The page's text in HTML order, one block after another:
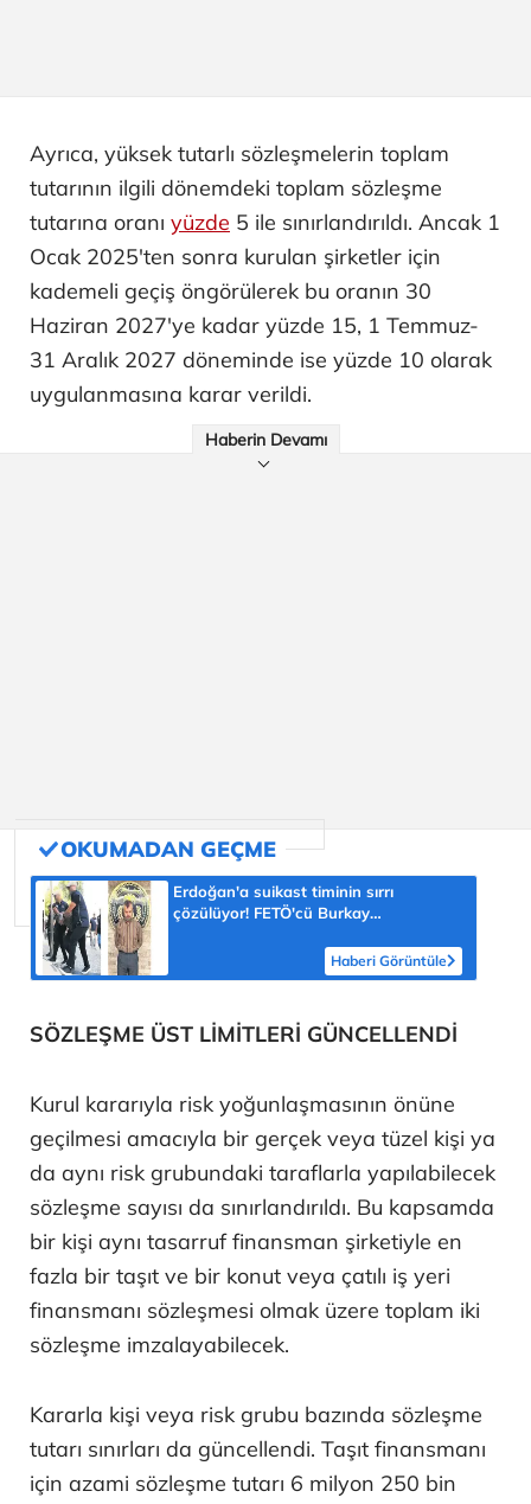
Ayrıca, yüksek tutarlı sözleşmelerin toplam
tutarının ilgili dönemdeki toplam sözleşme
tutarına oranı yüzde 5 ile sınırlandırıldı. Ancak 1
Ocak 2025'ten sonra kurulan şirketler için
kademeli geçiş öngörülerek bu oranın 30
Haziran 2027'ye kadar yüzde 15, 1 Temmuz-
31 Aralık 2027 döneminde ise yüzde 10 olarak
uygulanmasına karar verildi.
Haberin Devamı
Erdoğan'a suikast timinin sırrı
çözülüyor! FETÖ'cü Burkay
Haberi Görüntüle
SÖZLEŞME ÜST LİMİTLERİ GÜNCELLENDİ
Kurul kararıyla risk yoğunlaşmasının önüne
geçilmesi amacıyla bir gerçek veya tüzel kişi ya
da aynı risk grubundaki taraflarla yapılabilecek
sözleşme sayısı da sınırlandırıldı. Bu kapsamda
bir kişi aynı tasarruf finansman şirketiyle en
fazla bir taşıt ve bir konut veya çatılı iş yeri
finansmanı sözleşmesi olmak üzere toplam iki
sözleşme imzalayabilecek.
Kararla kişi veya risk grubu bazında sözleşme
tutarı sınırları da güncellendi. Taşıt finansmanı
için azami sözleşme tutarı 6 milyon 250 bin